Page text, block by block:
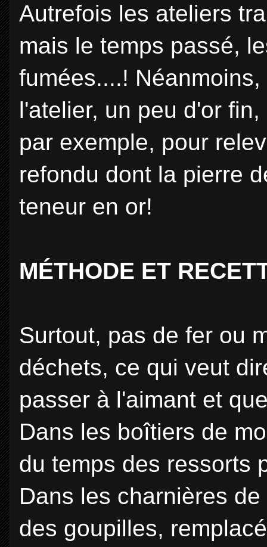
Autrefois les ateliers
mais le temps passé,
fumées....!
l'atelier, un peu d'or
par exemple, pour
refondu dont la pierre
teneur en or!
MÉTHODE ET
Surtout, pas de fer ou
déchets, ce qui veut
passer à l'aimant et
Dans les boîtiers de
du temps des ressorts
Dans les charnières
des goupilles,